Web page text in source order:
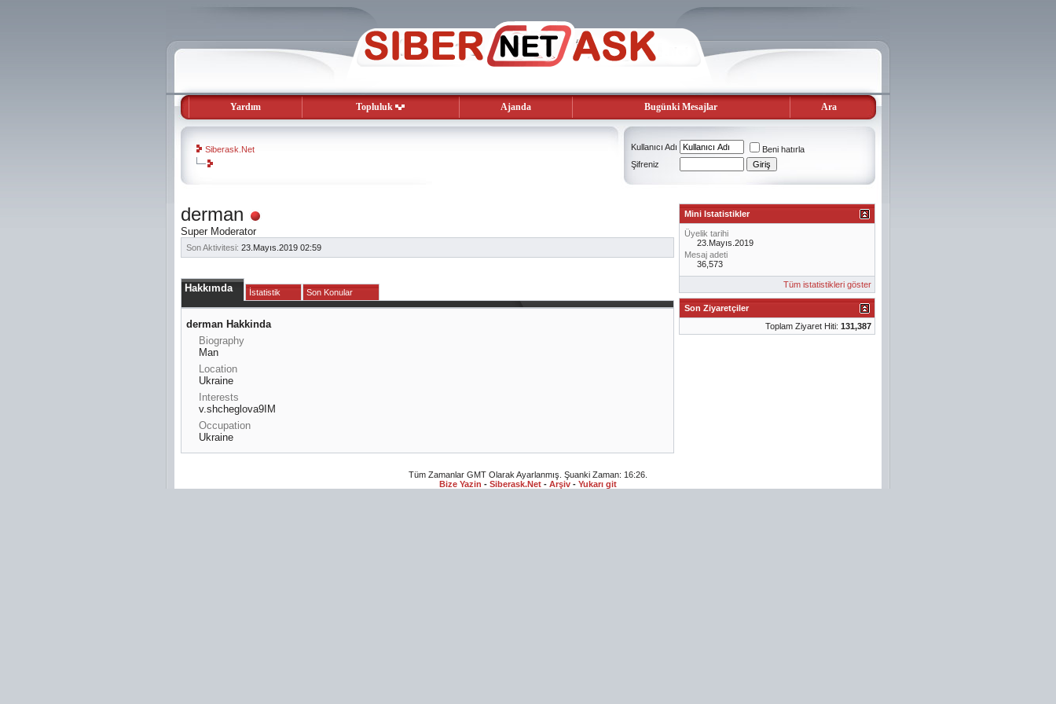
Yardım Topluluk Ajanda Bugünki Mesajlar Ara
Siberask.Net Kullanıcı Adı
Beni hatırla
Şifreniz
evooli
gaziantep
escort
gaziantep
escort
derman
Super Moderator
Son Aktivitesi: 23.Mayıs.2019 02:59
Hakkımda İstatistik Son Konular
derman Hakkinda
Biography
Man
Location
Ukraine
Interests
v.shcheglova9IM
Occupation
Ukraine
Mini Istatistikler
Üyelik tarihi
23.Mayıs.2019
Mesaj adeti
36,573
Tüm istatistikleri göster
Son Ziyaretçiler
Toplam Ziyaret Hiti: 131,387
Tüm Zamanlar GMT Olarak Ayarlanmış. Şuanki Zaman: 16:26
Bize Yazin - Siberask.Net - Arşiv - Yukarı git